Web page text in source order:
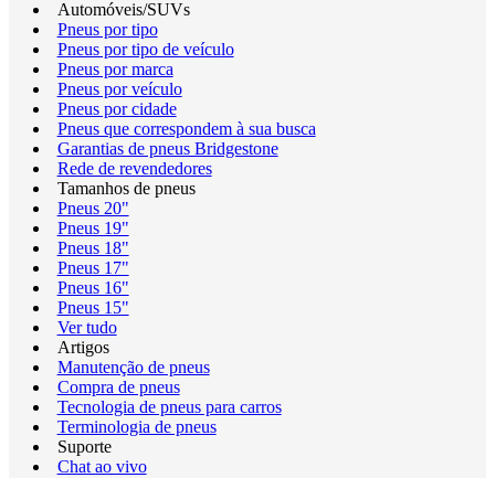
Automóveis/SUVs
Pneus por tipo
Pneus por tipo de veículo
Pneus por marca
Pneus por veículo
Pneus por cidade
Pneus que correspondem à sua busca
Garantias de pneus Bridgestone
Rede de revendedores
Tamanhos de pneus
Pneus 20"
Pneus 19"
Pneus 18"
Pneus 17"
Pneus 16"
Pneus 15"
Ver tudo
Artigos
Manutenção de pneus
Compra de pneus
Tecnologia de pneus para carros
Terminologia de pneus
Suporte
Chat ao vivo